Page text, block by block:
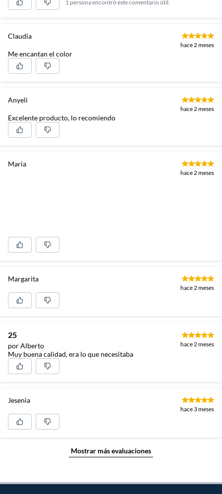
1 persona encontró este comentario útil.
Claudia
hace 2 meses
Me encantan el color
Anyeli
hace 2 meses
Excelente producto, lo recomiendo
Maria
hace 2 meses
Margarita
hace 2 meses
25
por Alberto hace 2 meses
Muy buena calidad, era lo que necesitaba
Jesenia
hace 3 meses
Mostrar más evaluaciones